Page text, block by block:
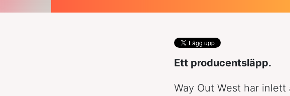
Ett producentsläpp.
Way Out West har